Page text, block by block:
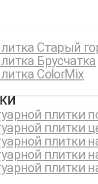
Старый
Брусчатка
ColorMix
плитки
плитки
плитки
плитки
плитки